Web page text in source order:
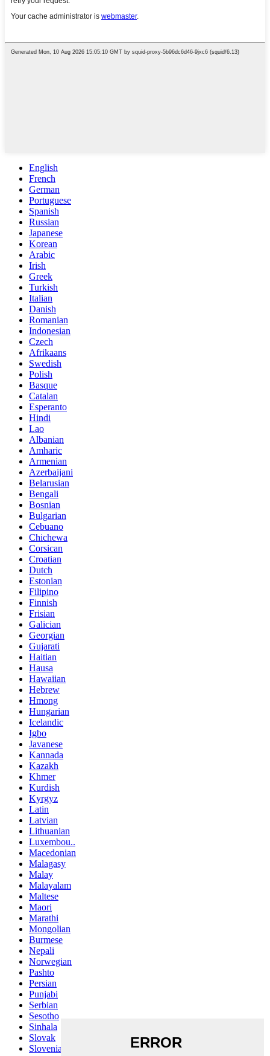
English
French
German
Portuguese
Spanish
Russian
Japanese
Korean
Arabic
Irish
Greek
Turkish
Italian
Danish
Romanian
Indonesian
Czech
Afrikaans
Swedish
Polish
Basque
Catalan
Esperanto
Hindi
Lao
Albanian
Amharic
Armenian
Azerbaijani
Belarusian
Bengali
Bosnian
Bulgarian
Cebuano
Chichewa
Corsican
Croatian
Dutch
Estonian
Filipino
Finnish
Frisian
Galician
Georgian
Gujarati
Haitian
Hausa
Hawaiian
Hebrew
Hmong
Hungarian
Icelandic
Igbo
Javanese
Kannada
Kazakh
Khmer
Kurdish
Kyrgyz
Latin
Latvian
Lithuanian
Luxembou..
Macedonian
Malagasy
Malay
Malayalam
Maltese
Maori
Marathi
Mongolian
Burmese
Nepali
Norwegian
Pashto
Persian
Punjabi
Serbian
Sesotho
Sinhala
Slovak
Slovenian